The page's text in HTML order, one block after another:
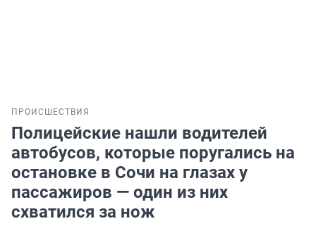
ПРОИСШЕСТВИЯ
Полицейские нашли водителей
автобусов, которые поругались на
остановке в Сочи на глазах у
пассажиров — один из них
схватился за нож